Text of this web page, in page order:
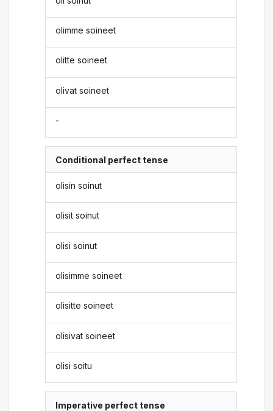
olimme soineet
olitte soineet
olivat soineet
-
Conditional perfect tense
olisin soinut
olisit soinut
olisi soinut
olisimme soineet
olisitte soineet
olisivat soineet
olisi soitu
Imperative perfect tense